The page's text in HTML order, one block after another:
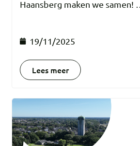
Haansberg maken we samen! …
19/11/2025
Lees meer